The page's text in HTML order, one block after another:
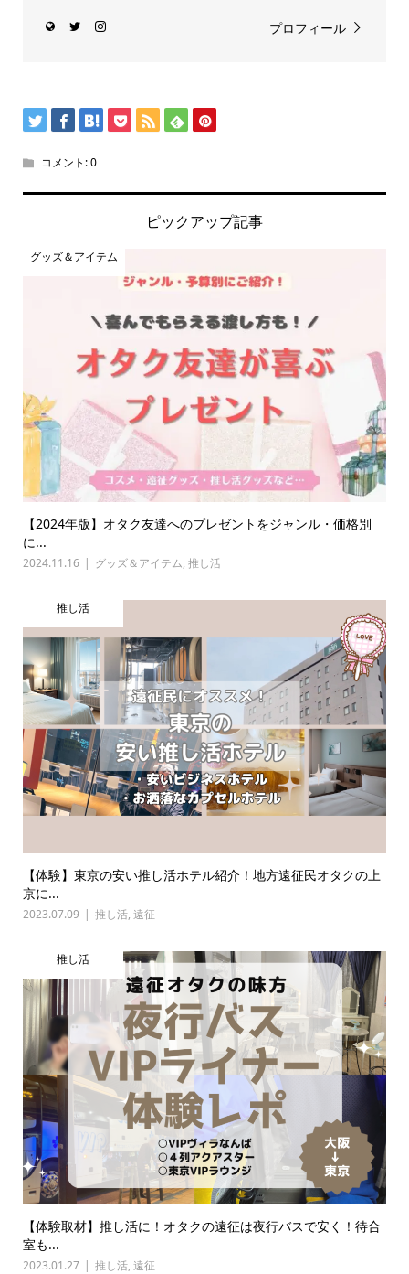
プロフィール
コメント:0
ピックアップ記事
グッズ＆アイテム
【2024年版】オタク友達へのプレゼントをジャンル・価格別
に...
2024.11.16 グッズ＆アイテム, 推し活
推し活
【体験】東京の安い推し活ホテル紹介！地方遠征民オタクの上
京に...
2023.07.09 推し活, 遠征
推し活
【体験取材】推し活に！オタクの遠征は夜行バスで安く！待合
室も...
2023.01.27 推し活, 遠征